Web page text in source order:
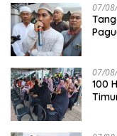
07/
07/
100